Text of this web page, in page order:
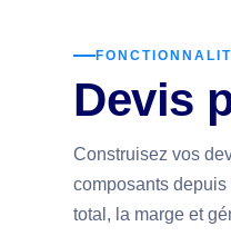
Devis
Construisez vos
composants
total, la marge et